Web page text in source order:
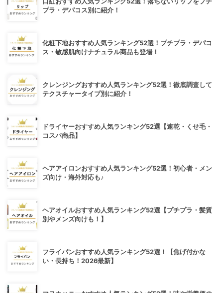
プラ・デパコス別に紹介！
化粧下地おすすめ人気ランキング52選！プチプラ・デパコ
ス・敏感肌向けナチュラル商品も登場！
クレンジングおすすめ人気ランキング52選！徹底調査して
テクスチャータイプ別に紹介！
ドライヤーおすすめ人気ランキング52選【速乾・くせ毛・
コスパ商品】
ヘアアイロンおすすめ人気ランキング52選！初心者・メン
ズ向け・海外対応も♪
ヘアオイルおすすめ人気ランキング52選【プチプラ・髪質
別やメンズ向けも！】
フライパンおすすめ人気ランキング52選！【焦げ付かな
い・長持ち！2026最新】